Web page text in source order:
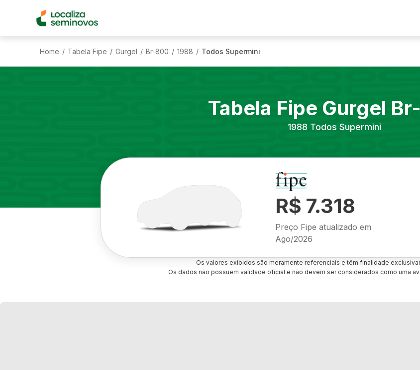
Home / Tabela Fipe / Gurgel / Br-800 / 1988 / Todos Supermini
Tabela Fipe Gurgel
1988 Todos Supermini
R$ 7.318
Preço Fipe atualizado em
Ago/2026
Os valores exibidos são meramente referenciais e têm finalidade
Os dados não possuem validade oficial e não devem ser considerados como uma